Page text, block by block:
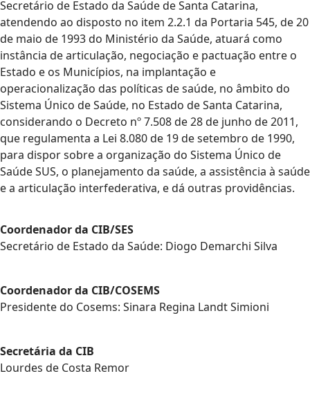
Secretário de Estado da Saúde de Santa Catarina,
atendendo ao disposto no item 2.2.1 da Portaria 545, de 20
de maio de 1993 do Ministério da Saúde, atuará como
instância de articulação, negociação e pactuação entre o
Estado e os Municípios, na implantação e
operacionalização das políticas de saúde, no âmbito do
Sistema Único de Saúde, no Estado de Santa Catarina,
considerando o Decreto nº 7.508 de 28 de junho de 2011,
que regulamenta a Lei 8.080 de 19 de setembro de 1990,
para dispor sobre a organização do Sistema Único de
Saúde SUS, o planejamento da saúde, a assistência à saúde
e a articulação interfederativa, e dá outras providências.
Coordenador da CIB/SES
Secretário de Estado da Saúde: Diogo Demarchi Silva
Coordenador da CIB/COSEMS
Presidente do Cosems: Sinara Regina Landt Simioni
Secretária da CIB
Lourdes de Costa Remor